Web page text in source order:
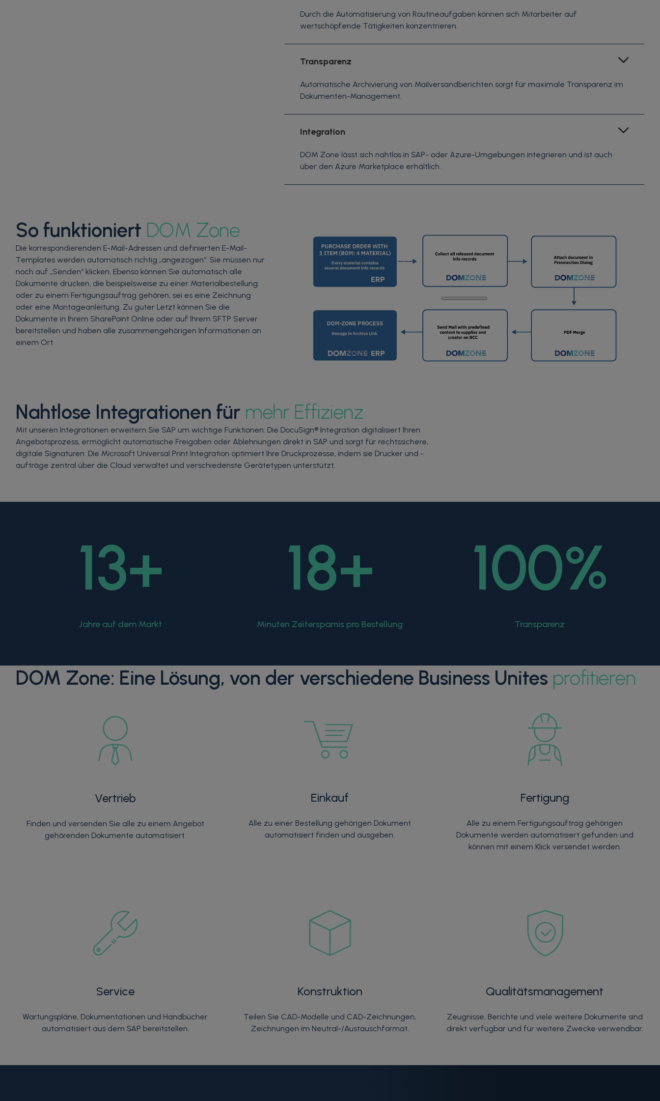
Durch die Automatisierung von Routineaufgaben können sich Mitarbeiter auf
wertschöpfende Tätigkeiten konzentrieren.
Transparenz
Automatische Archivierung von Mailversandberichten sorgt für maximale Transparenz im
Dokumenten-Management.
Integration
DOM Zone lässt sich nahtlos in SAP- oder Azure-Umgebungen integrieren und ist auch
über den Azure Marketplace erhältlich.
So funktioniert DOM Zone
Die korrespondierenden E-Mail-Adressen und definierten E-Mail-
Templates werden automatisch richtig „angezogen“. Sie müssen nur
noch auf „Senden“ klicken. Ebenso können Sie automatisch alle
Dokumente drucken, die beispielsweise zu einer Materialbestellung
oder zu einem Fertigungsauftrag gehören, sei es eine Zeichnung
oder eine Montageanleitung. Zu guter Letzt können Sie die
Dokumente in Ihrem SharePoint Online oder auf Ihrem SFTP Server
bereitstellen und haben alle zusammengehörigen Informationen an
einem Ort.
Nahtlose Integrationen für mehr Effizienz
Mit unseren Integrationen erweitern Sie SAP um wichtige Funktionen: Die DocuSign® Integration digitalisiert Ihren
Angebotsprozess, ermöglicht automatische Freigaben oder Ablehnungen direkt in SAP und sorgt für rechtssichere,
digitale Signaturen. Die Microsoft Universal Print Integration optimiert Ihre Druckprozesse, indem sie Drucker und -
aufträge zentral über die Cloud verwaltet und verschiedenste Gerätetypen unterstützt.
13+
Jahre auf dem Markt
18+
Minuten Zeitersparnis pro Bestellung
100%
Transparenz
DOM Zone: Eine Lösung, von der verschiedene Business Unites profitieren
Vertrieb
Finden und versenden Sie alle zu einem Angebot
gehörenden Dokumente automatisiert.
Einkauf
Alle zu einer Bestellung gehörigen Dokument
automatisiert finden und ausgeben.
Fertigung
Alle zu einem Fertigungsauftrag gehörigen
Dokumente werden automatisiert gefunden und
können mit einem Klick versendet werden.
Service
Wartungspläne, Dokumentationen und Handbücher
automatisiert aus dem SAP bereitstellen.
Konstruktion
Teilen Sie CAD-Modelle und CAD-Zeichnungen,
Zeichnungen im Neutral-/Austauschformat.
Qualitätsmanagement
Zeugnisse​, Berichte und viele weitere Dokumente sind
direkt verfügbar und für weitere Zwecke verwendbar.